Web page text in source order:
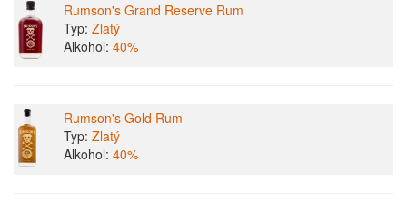
Rumson's Grand Reserve Rum
Typ: Zlatý
Alkohol: 40%
Rumson's Gold Rum
Typ: Zlatý
Alkohol: 40%